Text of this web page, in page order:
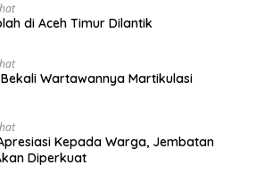
di Aceh Timur Dilantik
Wartawannya Martikulasi
Kepada Warga, Jembatan
Diperkuat